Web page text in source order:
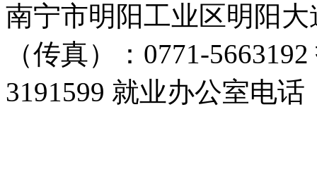
南宁市明阳工业区明阳
（传真）：0771-
3191599 就业办公室电话